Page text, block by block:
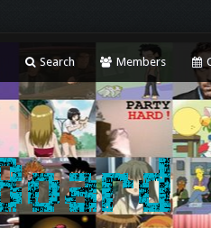
Search Members